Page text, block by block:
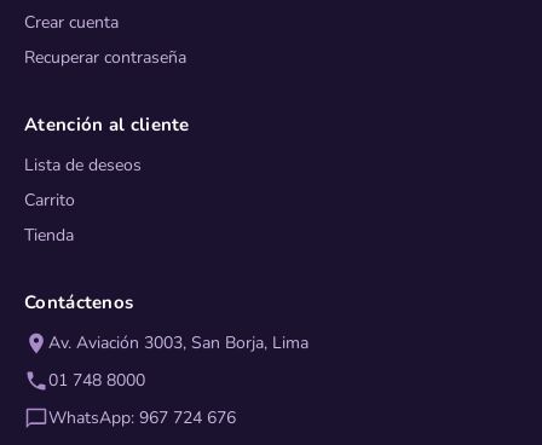
Crear cuenta
Recuperar contraseña
Atención al cliente
Lista de deseos
Carrito
Tienda
Contáctenos
Av. Aviación 3003, San Borja, Lima
01 748 8000
WhatsApp: 967 724 676